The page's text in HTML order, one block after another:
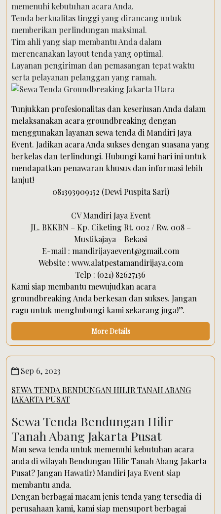
memenuhi kebutuhan acara Anda.
Tenda berkualitas tinggi yang dirancang untuk
memberikan perlindungan maksimal.
Tim ahli yang siap membantu Anda dalam
merencanakan layout tenda yang optimal.
Layanan pengiriman dan pemasangan tepat waktu
serta pelayanan pelanggan yang ramah.
Tunjukkan profesionalitas dan keseriusan Anda dalam
melaksanakan acara groundbreaking dengan
menggunakan layanan sewa tenda di Mandiri Jaya
Event. Jadikan acara Anda sukses dengan suasana yang
berkelas dan terlindungi. Hubungi kami hari ini untuk
mendapatkan penawaran khusus dan informasi lebih
lanjut!
081393909152 (Dewi Puspita Sari)
CV Mandiri Jaya Event
JL. BKKBN – Kp. Ciketing Rt. 002 / Rw. 008 –
Mustikajaya – Bekasi
E-mail : mandirijayaevent@gmail.com
Website : www.alatpestamandirijaya.com
Telp : (021) 82627136
Kami siap membantu mewujudkan acara
groundbreaking Anda berkesan dan sukses. Jangan
ragu untuk menghubungi kami sekarang juga!”.
More Details
Sep 6, 2023
SEWA TENDA BENDUNGAN HILIR TANAH ABANG
JAKARTA PUSAT
Sewa Tenda Bendungan Hilir
Tanah Abang Jakarta Pusat
Mau sewa tenda untuk memenuhi kebutuhan acara
anda di wilayah Bendungan Hilir Tanah Abang Jakarta
Pusat? Jangan Hawatir! Mandiri Jaya Event siap
membantu anda.
Dengan berbagai macam jenis tenda yang tersedia di
perusahaan kami, kami siap mensuport berbagai